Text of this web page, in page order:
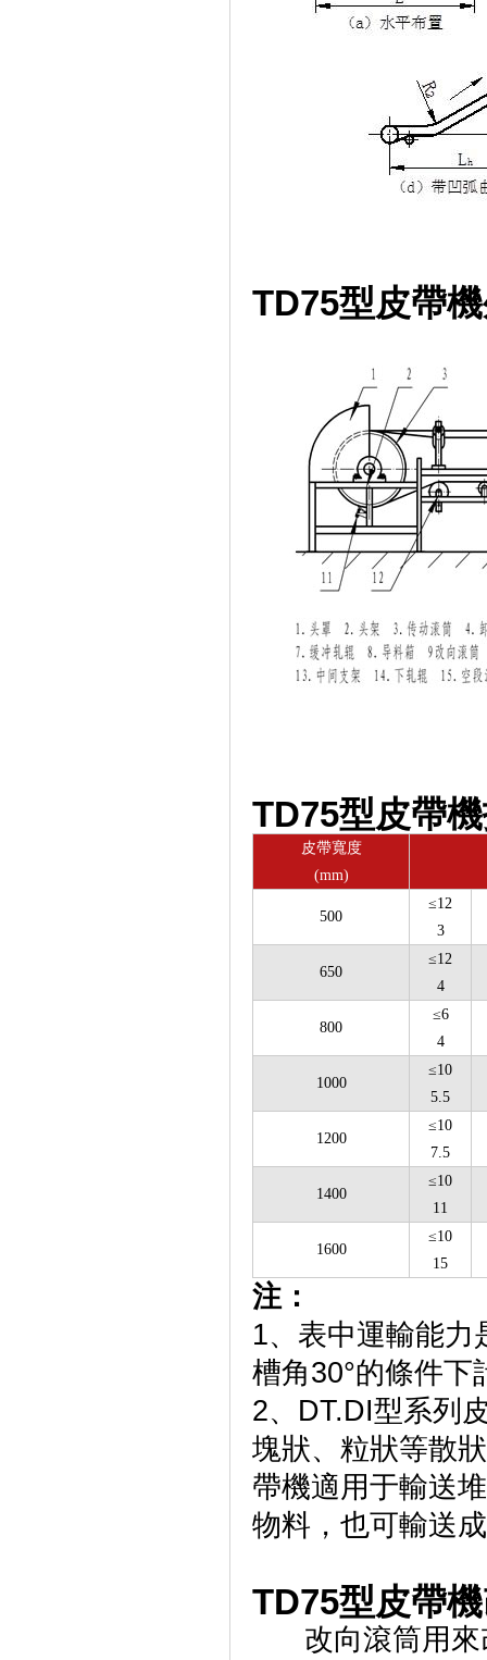
TD75型皮帶機
TD75型皮帶機
皮帶寬度
(mm)
500
≤12
3
650
≤12
4
800
≤6
4
1000
≤10
5.5
1200
≤10
7.5
1400
≤10
11
1600
≤10
15
注：
1、表中運輸能力
槽角30°的條件下
2、DT.DI型系列
塊狀、粒狀等散
帶機適用于輸送
物料，也可輸送
TD75型皮帶機
改向滾筒用來